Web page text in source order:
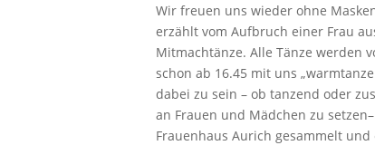
Wir freuen uns wieder ohne
erzählt vom Aufbruch einer Frau
Mitmachtänze. Alle Tänze werden
schon ab 16.45 mit uns
dabei zu sein – ob tanzend oder
an Frauen und Mädchen zu
Frauenhaus Aurich gesammelt